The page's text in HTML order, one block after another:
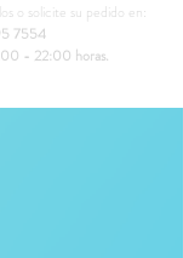
o solicite su pedido en:
7554
- 22:00 horas.